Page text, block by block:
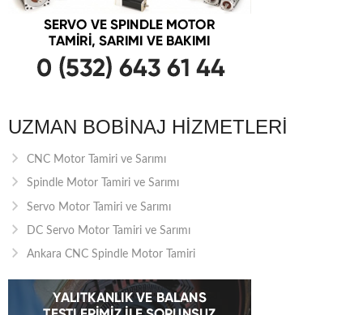
UZMAN BOBINAJ HIZMETLERI
CNC Motor Tamiri ve Sarımı
Spindle Motor Tamiri ve Sarımı
Servo Motor Tamiri ve Sarımı
DC Servo Motor Tamiri ve Sarımı
Ankara CNC Spindle Motor Tamiri